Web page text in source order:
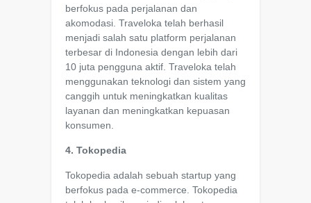
berfokus pada perjalanan dan
akomodasi. Traveloka telah berhasil
menjadi salah satu platform perjalanan
terbesar di Indonesia dengan lebih dari
10 juta pengguna aktif. Traveloka telah
menggunakan teknologi dan sistem yang
canggih untuk meningkatkan kualitas
layanan dan meningkatkan kepuasan
konsumen.
4. Tokopedia
Tokopedia adalah sebuah startup yang
berfokus pada e-commerce. Tokopedia